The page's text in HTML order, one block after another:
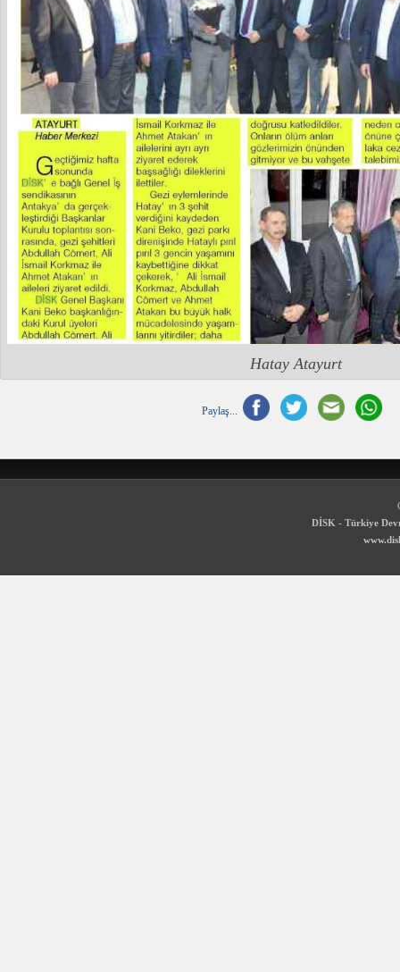
Hatay Atayurt
Paylaş...
DİSK - Türkiye